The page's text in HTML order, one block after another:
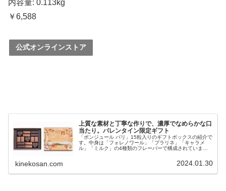
内容量: 0.113kg
￥6,588
公式オンラインストア
上質な素材と丁寧な作りで、濃厚でなめらかな口
当たり。バレンタイン限定ギフト
「ボンジュール パリ」15粒入りのギフトボックスの紹介で
す。中身は「フォレノワール」「プラリネ」「キャラメ
ル」「ミルク」の4種類のフレーバーで構成されていま
kinekosan.com 2024.01.30